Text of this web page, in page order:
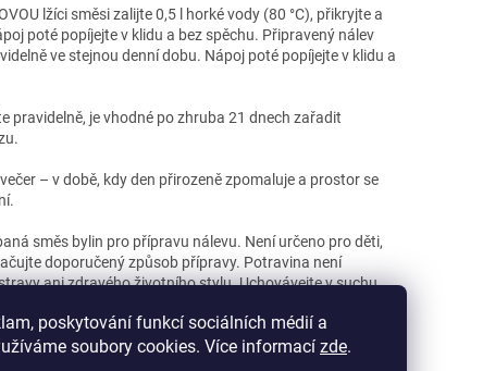
poskytování funkcí sociálních médií a
soubory cookies. Více informací zde.
lžíci směsi zalijte 0,5 l horké vody (80 °C), přikryjte a
poté popíjejte v klidu a bez spěchu. Připravený nálev
ve stejnou denní dobu. Nápoj poté popíjejte v klidu a
pravidelně, je vhodné po zhruba 21 dnech zařadit
– v době, kdy den přirozeně zpomaluje a prostor se
směs bylin pro přípravu nálevu. Není určeno pro děti,
doporučený způsob přípravy. Potravina není
ani zdravého životního stylu. Uchovávejte v suchu,